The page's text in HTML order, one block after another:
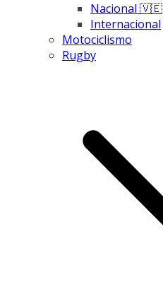
Nacional 🇻🇪
Internacional
Motociclismo
Rugby